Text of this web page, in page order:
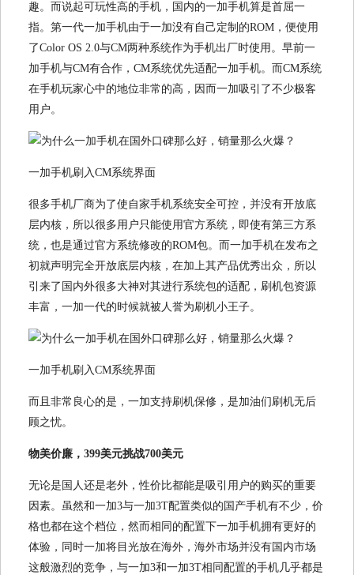
趣。而说起可玩性高的手机，国内的一加手机算是首屈一
指。第一代一加手机由于一加没有自己定制的ROM，便使用
了Color OS 2.0与CM两种系统作为手机出厂时使用。早前一
加手机与CM有合作，CM系统优先适配一加手机。而CM系统
在手机玩家心中的地位非常的高，因而一加吸引了不少极客
用户。
一加手机刷入CM系统界面
很多手机厂商为了使自家手机系统安全可控，并没有开放底
层内核，所以很多用户只能使用官方系统，即使有第三方系
统，也是通过官方系统修改的ROM包。而一加手机在发布之
初就声明完全开放底层内核，在加上其产品优秀出众，所以
引来了国内外很多大神对其进行系统包的适配，刷机包资源
丰富，一加一代的时候就被人誉为刷机小王子。
一加手机刷入CM系统界面
而且非常良心的是，一加支持刷机保修，是加油们刷机无后
顾之忧。
物美价廉，399美元挑战700美元
无论是国人还是老外，性价比都能是吸引用户的购买的重要
因素。虽然和一加3与一加3T配置类似的国产手机有不少，价
格也都在这个档位，然而相同的配置下一加手机拥有更好的
体验，同时一加将目光放在海外，海外市场并没有国内市场
这般激烈的竞争，与一加3和一加3T相同配置的手机几乎都是